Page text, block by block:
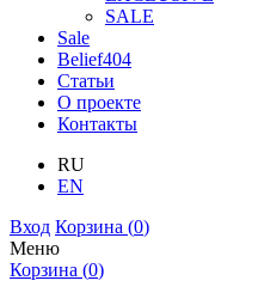
SALE
Sale
Belief404
Статьи
О проекте
Контакты
RU
EN
Вход Корзина (0)
Меню
Корзина (0)